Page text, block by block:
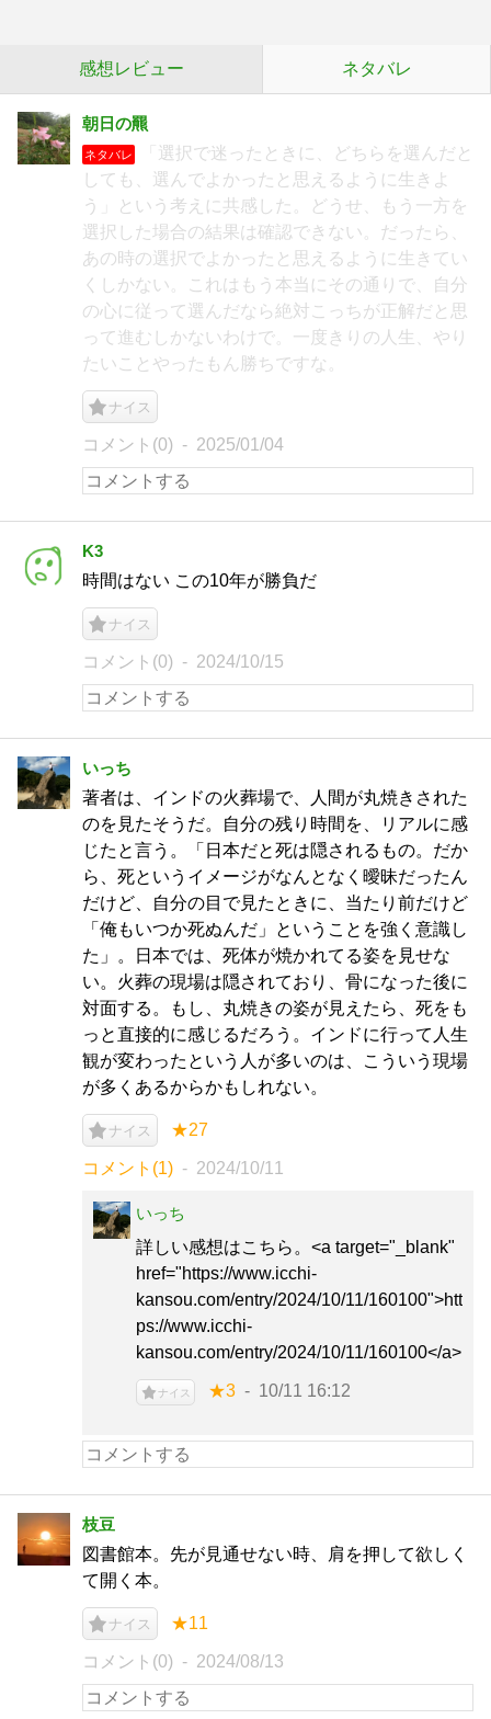
感想レビュー ネタバレ
朝日の羆
ネタバレ
「選択で迷ったときに、どちらを選んだと
しても、選んでよかったと思えるように生きよ
う」という考えに共感した。どうせ、もう一方を
選択した場合の結果は確認できない。だったら、
あの時の選択でよかったと思えるように生きてい
くしかない。これはもう本当にその通りで、自分
の心に従って選んだなら絶対こっちが正解だと思
って進むしかないわけで。一度きりの人生、やり
たいことやったもん勝ちですな。
ナイス
コメント(0) 2025/01/04
K3
時間はない この10年が勝負だ
ナイス
コメント(0) 2024/10/15
いっち
著者は、インドの火葬場で、人間が丸焼きされた
のを見たそうだ。自分の残り時間を、リアルに感
じたと言う。「日本だと死は隠されるもの。だか
ら、死というイメージがなんとなく曖昧だったん
だけど、自分の目で見たときに、当たり前だけど
「俺もいつか死ぬんだ」ということを強く意識し
た」。日本では、死体が焼かれてる姿を見せな
い。火葬の現場は隠されており、骨になった後に
対面する。もし、丸焼きの姿が見えたら、死をも
っと直接的に感じるだろう。インドに行って人生
観が変わったという人が多いのは、こういう現場
が多くあるからかもしれない。
ナイス ★27
コメント(1) 2024/10/11
いっち
詳しい感想はこちら。<a target="_blank"
href="https://www.icchi-
kansou.com/entry/2024/10/11/160100">htt
ps://www.icchi-
kansou.com/entry/2024/10/11/160100</a>
ナイス ★3 10/11 16:12
枝豆
図書館本。先が見通せない時、肩を押して欲しく
て開く本。
ナイス ★11
コメント(0) 2024/08/13